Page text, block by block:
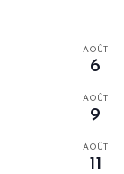
AOÛT
6
AOÛT
9
AOÛT
11